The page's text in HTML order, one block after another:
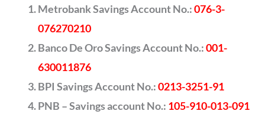
Metrobank Savings Account No.:076-3-
076270210
Banco De Oro Savings Account No.:001-
630011876
BPI Savings Account No.:0213-3251-91
PNB – Savings account No.: 105-910-013-091